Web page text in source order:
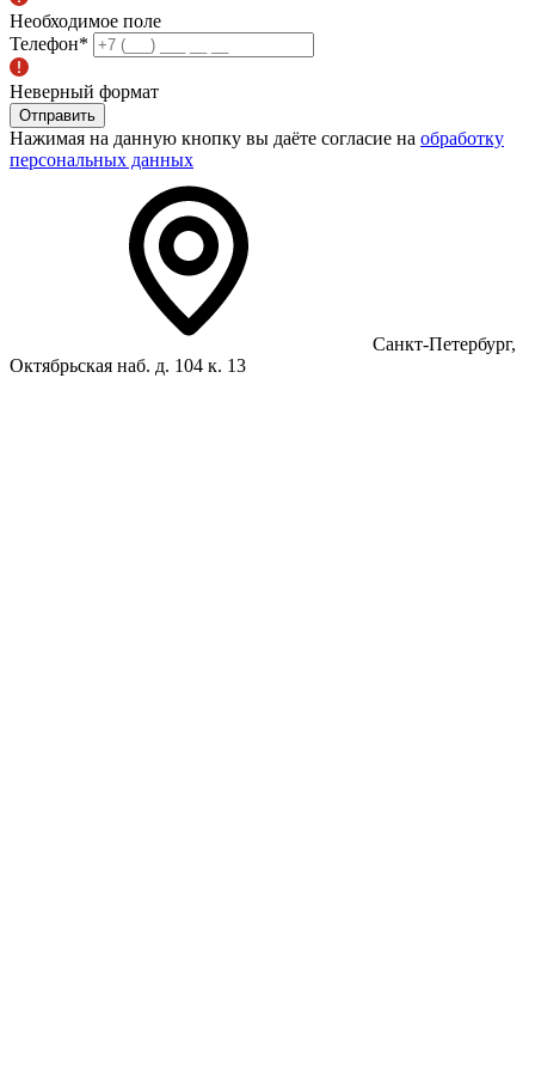
Необходимое поле
Телефон*
Неверный формат
Отправить
Нажимая на данную кнопку вы даёте согласие на обработку
персональных данных
Санкт-Петербург,
Октябрьская наб. д. 104 к. 13